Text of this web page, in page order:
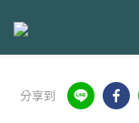
分享到